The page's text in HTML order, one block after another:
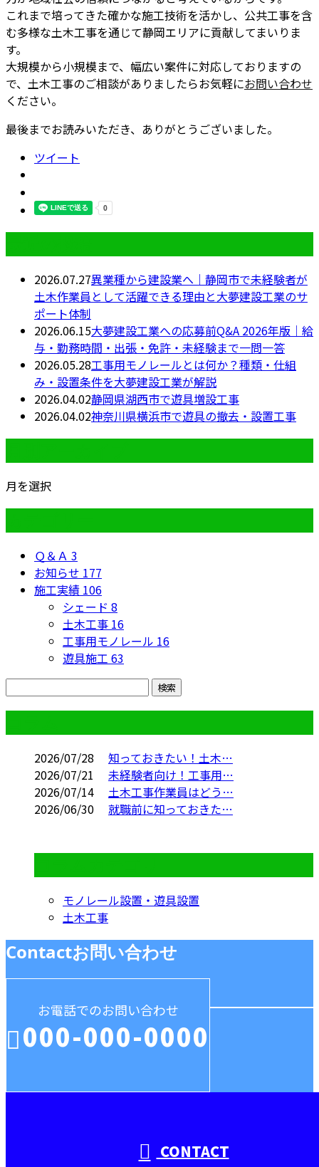
これまで培ってきた確かな施工技術を活かし、公共工事を含
む多様な土木工事を通じて静岡エリアに貢献してまいりま
す。
大規模から小規模まで、幅広い案件に対応しておりますの
で、土木工事のご相談がありましたらお気軽にお問い合わせ
ください。
最後までお読みいただき、ありがとうございました。
ツイート
2026.07.27異業種から建設業へ｜静岡市で未経験者が
土木作業員として活躍できる理由と大夢建設工業のサ
ポート体制
2026.06.15大夢建設工業への応募前Q&A 2026年版｜給
与・勤務時間・出張・免許・未経験まで一問一答
2026.05.28工事用モノレールとは何か？種類・仕組
み・設置条件を大夢建設工業が解説
2026.04.02静岡県湖西市で遊具増設工事
2026.04.02神奈川県横浜市で遊具の撤去・設置工事
月を選択
Ｑ＆Ａ 3
お知らせ 177
施工実績 106
シェード 8
土木工事 16
工事用モノレール 16
遊具施工 63
2026/07/28
知っておきたい！土木…
2026/07/21
未経験者向け！工事用…
2026/07/14
土木工事作業員はどう…
2026/06/30
就職前に知っておきた…
モノレール設置・遊具設置
土木工事
Contactお問い合わせ
お電話でのお問い合わせ
000-000-0000
CONTACT